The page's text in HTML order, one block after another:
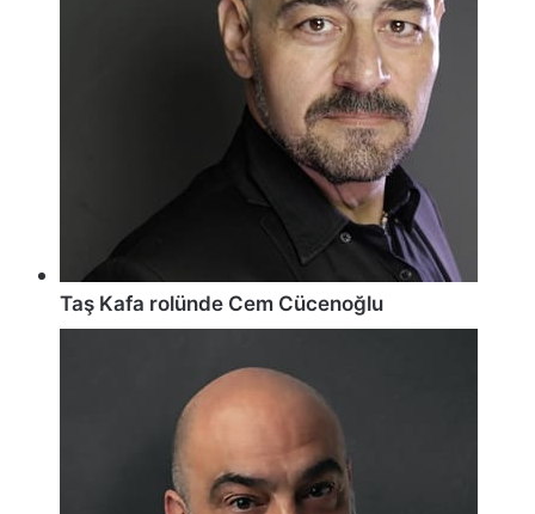
Taş Kafa rolünde Cem Cücenoğlu